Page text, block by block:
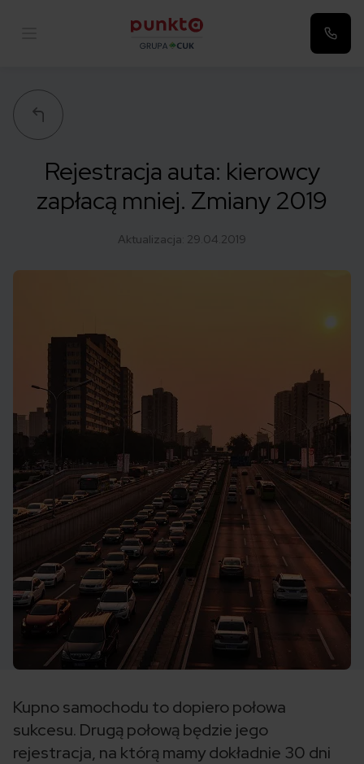
Rejestracja auta: kierowcy
zapłacą mniej. Zmiany 2019
Aktualizacja: 29.04.2019
Kupno samochodu to dopiero połowa
sukcesu. Drugą połową będzie jego
rejestracja, na którą mamy dokładnie 30 dni